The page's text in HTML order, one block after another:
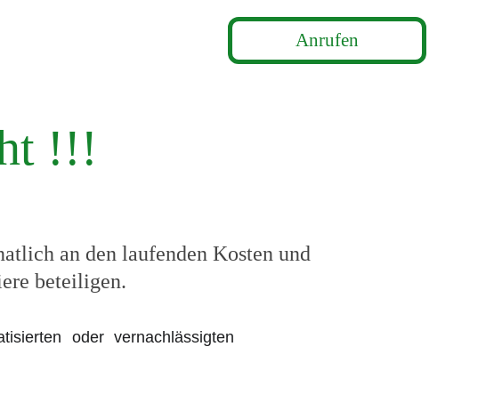
Anrufen
!!!
oder vernachlässigten
an den laufenden Kosten und
beteiligen.